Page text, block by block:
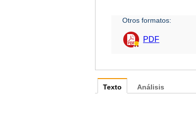
Otros formatos:
PDF
Texto Análisis